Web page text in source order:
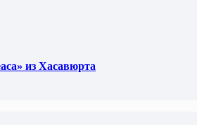
из Хасавюрта